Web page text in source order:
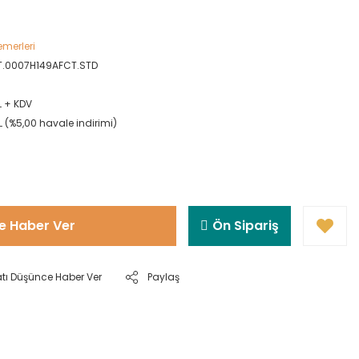
+ KDV
(%5,00 havale indirimi)
Haber Ver Ön Sipariş
Düşünce Haber Ver Paylaş